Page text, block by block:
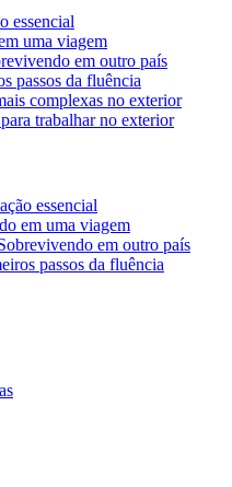
essencial
uma viagem
em outro país
passos da fluência
complexas no exterior
trabalhar no exterior
essencial
em uma viagem
em outro país
passos da fluência